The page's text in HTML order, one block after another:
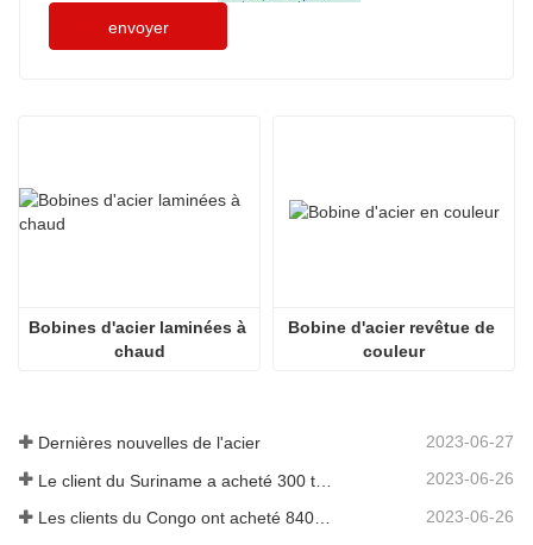
envoyer
Bobines d'acier laminées à
chaud
Bobine d'acier revêtue de
couleur
Dernières nouvelles de l'acier 2023-06-27
2023-06-26
2023-06-26